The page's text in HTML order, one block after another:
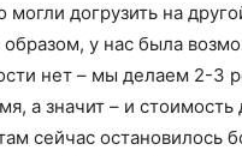
могли догрузить на
у нас была
нет – мы делаем 2-3
а значит – и
сейчас остановилось